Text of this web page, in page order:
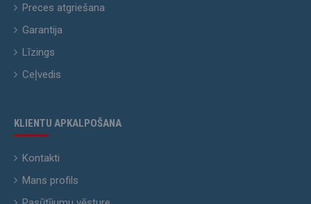
Preces atgriešana
Garantija
Līzings
Ceļvedis
KLIENTU APKALPOŠANA
Kontakti
Mans profils